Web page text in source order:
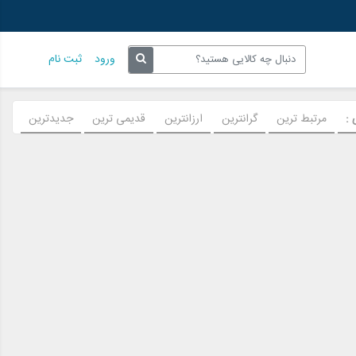
ورود ثبت نام
: مرتبط ترین گرانترین ارزانترین قدیمی ترین جدیدترین